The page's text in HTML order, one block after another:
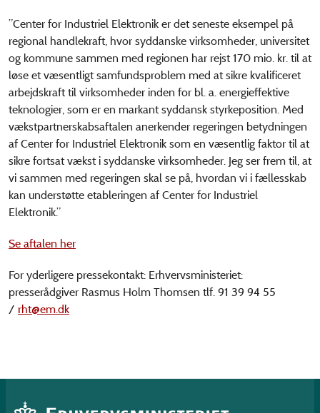
”Center for Industriel Elektronik er det seneste eksempel på
regional handlekraft, hvor syddanske virksomheder, universitet
og kommune sammen med regionen har rejst 170 mio. kr. til at
løse et væsentligt samfundsproblem med at sikre kvalificeret
arbejdskraft til virksomheder inden for bl. a. energieffektive
teknologier, som er en markant syddansk styrkeposition. Med
vækstpartnerskabsaftalen anerkender regeringen betydningen
af Center for Industriel Elektronik som en væsentlig faktor til at
sikre fortsat vækst i syddanske virksomheder. Jeg ser frem til, at
vi sammen med regeringen skal se på, hvordan vi i fællesskab
kan understøtte etableringen af Center for Industriel
Elektronik.”
Se aftalen her
For yderligere pressekontakt: Erhvervsministeriet:
presserådgiver Rasmus Holm Thomsen tlf. 91 39 94 55
/ rht@em.dk